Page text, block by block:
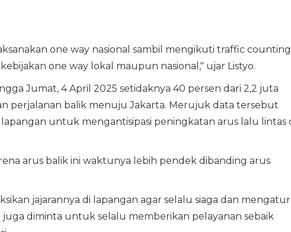
one way nasional sambil mengikuti traffic counting
one way lokal maupun nasional," ujar Listyo.
Jumat, 4 April 2025 setidaknya 40 persen dari 2,2 juta
perjalanan balik menuju Jakarta. Merujuk data tersebut
untuk mengantisipasi peningkatan arus lalu lintas
arus balik ini waktunya lebih pendek dibanding arus
jajarannya di lapangan agar selalu siaga dan mengatur
juga diminta untuk selalu memberikan pelayanan sebaik